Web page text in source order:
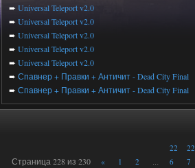
➨ Universal Teleport v2.0
➨ Universal Teleport v2.0
➨ Universal Teleport v2.0
➨ Universal Teleport v2.0
➨ Universal Teleport v2.0
➨ Спавнер + Правки + Античит - Dead City Final
➨ Спавнер + Правки + Античит - Dead City Final
Страница 228 из 230 « 1 2 …
22
6
22
7